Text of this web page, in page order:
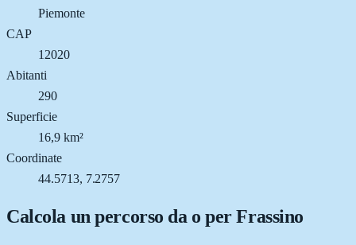
Piemonte
CAP
12020
Abitanti
290
Superficie
16,9 km²
Coordinate
44.5713, 7.2757
Calcola un percorso da o perFrassino